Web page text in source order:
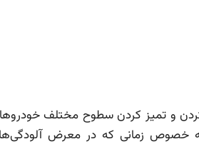
و تمیز کردن سطوح مختلف خودروها
زمانی که در معرض آلودگی‌های